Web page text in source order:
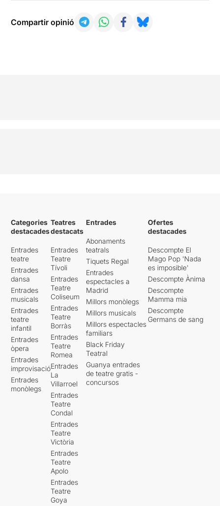
Compartir opinió
Categories
destacades
Entrades
teatre
Entrades
dansa
Entrades
musicals
Entrades
teatre
infantil
Entrades
òpera
Entrades
improvisació
Entrades
monòlegs
Teatres
destacats
Entrades
Teatre
Tívoli
Entrades
Teatre
Coliseum
Entrades
Teatre
Borràs
Entrades
Teatre
Romea
Entrades
La
Villarroel
Entrades
Teatre
Condal
Entrades
Teatre
Victòria
Entrades
Teatre
Apolo
Entrades
Teatre
Goya
Entrades
Abonaments
teatrals
Tiquets Regal
Entrades
espectacles a
Madrid
Millors monòlegs
Millors musicals
Millors espectacles
familiars
Black Friday
Teatral
Guanya entrades
de teatre gratis -
concursos
Ofertes
destacades
Descompte El
Mago Pop 'Nada
es imposible'
Descompte Ànima
Descompte
Mamma mia
Descompte
Germans de sang